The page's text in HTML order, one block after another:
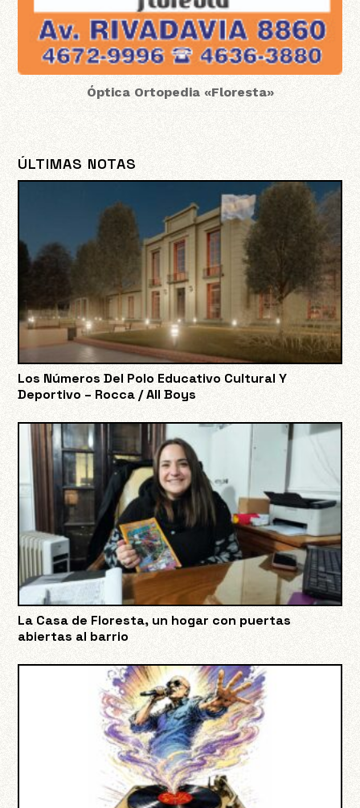
Óptica Ortopedia «Floresta»
ÚLTIMAS NOTAS
Los Números Del Polo Educativo Cultural Y
Deportivo – Rocca / All Boys
La Casa de Floresta, un hogar con puertas
abiertas al barrio